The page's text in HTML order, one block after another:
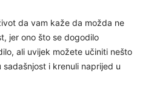
da vam kaže da možda ne
jer ono što se dogodilo
ali uvijek možete učiniti nešto
i krenuli naprijed u